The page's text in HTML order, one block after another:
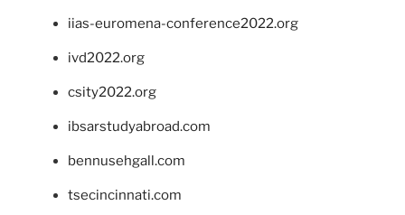
iias-euromena-conference2022.org
ivd2022.org
csity2022.org
ibsarstudyabroad.com
bennusehgall.com
tsecincinnati.com